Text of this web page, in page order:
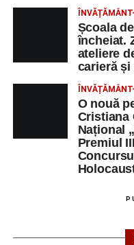
Școala
încheiat.
ateliere
carieră
O nouă
Cristiana
Național
Premiul